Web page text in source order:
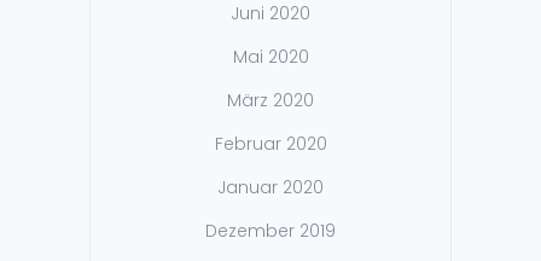
Juni 2020
Mai 2020
März 2020
Februar 2020
Januar 2020
Dezember 2019